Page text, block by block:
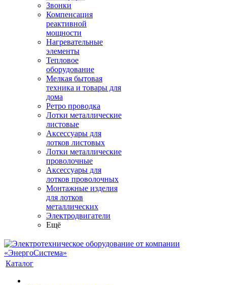
Звонки
Компенсация
реактивной
мощности
Нагревательные
элементы
Тепловое
оборудование
Мелкая бытовая
техника и товары для
дома
Ретро проводка
Лотки металлические
листовые
Аксессуары для
лотков листовых
Лотки металлические
проволочные
Аксессуары для
лотков проволочных
Монтажные изделия
для лотков
металлических
Электродвигатели
Ещё
Каталог